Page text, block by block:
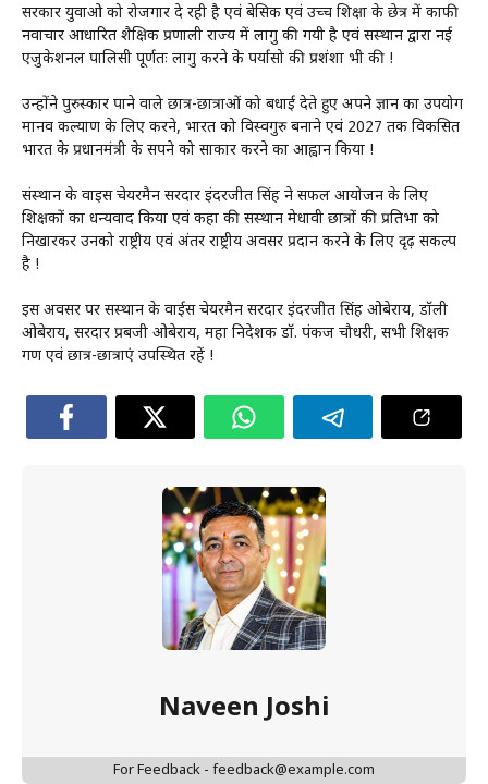
सरकार युवाओ को रोजगार दे रही है एवं बेसिक एवं उच्च शिक्षा के छेत्र में काफी
नवाचार आधारित शैक्षिक प्रणाली राज्य में लागु की गयी है एवं सस्थान द्वारा नई
एजुकेशनल पालिसी पूर्णतः लागु करने के पर्यासो की प्रशंशा भी की !
उन्होंने पुरुस्कार पाने वाले छात्र-छात्राओं को बधाई देते हुए अपने ज्ञान का उपयोग
मानव कल्याण के लिए करने, भारत को विस्वगुरु बनाने एवं 2027 तक विकसित
भारत के प्रधानमंत्री के सपने को साकार करने का आह्वान किया !
संस्थान के वाइस चेयरमैन सरदार इंदरजीत सिंह ने सफल आयोजन के लिए
शिक्षकों का धन्यवाद किया एवं कहा की सस्थान मेधावी छात्रों की प्रतिभा को
निखारकर उनको राष्ट्रीय एवं अंतर राष्ट्रीय अवसर प्रदान करने के लिए दृढ़ सकल्प
है !
इस अवसर पर सस्थान के वाईस चेयरमैन सरदार इंदरजीत सिंह ओबेराय, डॉली
ओबेराय, सरदार प्रबजी ओबेराय, महा निदेशक डॉ. पंकज चौधरी, सभी शिक्षक
गण एवं छात्र-छात्राएं उपस्थित रहें !
Naveen Joshi
For Feedback - feedback@example.com